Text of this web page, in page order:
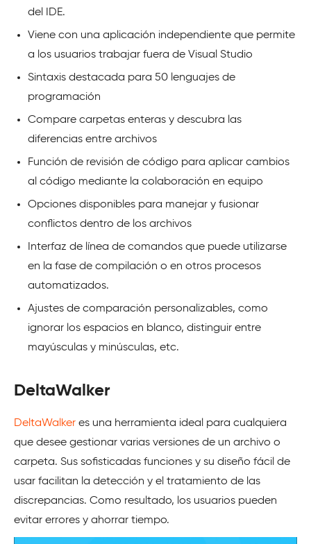
del IDE.
Viene con una aplicación independiente que permite
a los usuarios trabajar fuera de Visual Studio
Sintaxis destacada para 50 lenguajes de
programación
Compare carpetas enteras y descubra las
diferencias entre archivos
Función de revisión de código para aplicar cambios
al código mediante la colaboración en equipo
Opciones disponibles para manejar y fusionar
conflictos dentro de los archivos
Interfaz de línea de comandos que puede utilizarse
en la fase de compilación o en otros procesos
automatizados.
Ajustes de comparación personalizables, como
ignorar los espacios en blanco, distinguir entre
mayúsculas y minúsculas, etc.
DeltaWalker
DeltaWalker es una herramienta ideal para cualquiera
que desee gestionar varias versiones de un archivo o
carpeta. Sus sofisticadas funciones y su diseño fácil de
usar facilitan la detección y el tratamiento de las
discrepancias. Como resultado, los usuarios pueden
evitar errores y ahorrar tiempo.